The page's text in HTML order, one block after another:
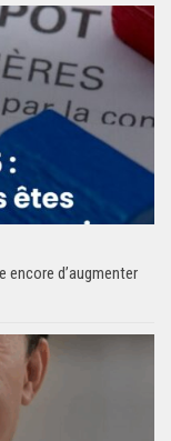
encore d’augmenter